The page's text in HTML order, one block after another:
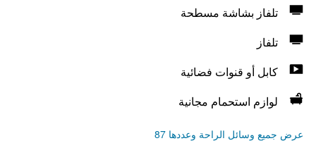
تلفاز بشاشة مسطحة
تلفاز
كابل أو قنوات فضائية
لوازم استحمام مجانية
عرض جميع وسائل الراحة وعددها 87